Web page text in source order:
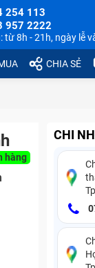
254 113
957 2222
từ 8h - 21h, ngày lễ
CHIA SẺ
hàng
CHI